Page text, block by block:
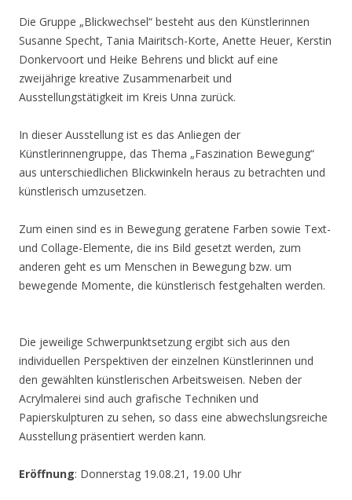
Die Gruppe „Blickwechsel“ besteht aus den Künstlerinnen
Susanne Specht, Tania Mairitsch-Korte, Anette Heuer, Kerstin
Donkervoort und Heike Behrens und blickt auf eine
zweijährige kreative Zusammenarbeit und
Ausstellungstätigkeit im Kreis Unna zurück.
In dieser Ausstellung ist es das Anliegen der
Künstlerinnengruppe, das Thema „Faszination Bewegung“
aus unterschiedlichen Blickwinkeln heraus zu betrachten und
künstlerisch umzusetzen.
Zum einen sind es in Bewegung geratene Farben sowie Text-
und Collage-Elemente, die ins Bild gesetzt werden, zum
anderen geht es um Menschen in Bewegung bzw. um
bewegende Momente, die künstlerisch festgehalten werden.
Die jeweilige Schwerpunktsetzung ergibt sich aus den
individuellen Perspektiven der einzelnen Künstlerinnen und
den gewählten künstlerischen Arbeitsweisen. Neben der
Acrylmalerei sind auch grafische Techniken und
Papierskulpturen zu sehen, so dass eine abwechslungsreiche
Ausstellung präsentiert werden kann.
Eröffnung: Donnerstag 19.08.21, 19.00 Uhr